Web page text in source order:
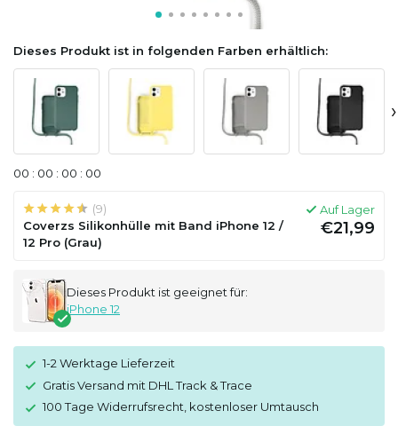
Dieses Produkt ist in folgenden Farben erhältlich:
›
00 : 00 : 00 : 00
(9)
Coverzs Silikonhülle mit Band iPhone 12 /
12 Pro (Grau)
Auf Lager
€21,99
Dieses Produkt ist geeignet für:
iPhone 12
1-2 Werktage Lieferzeit
Gratis Versand mit DHL Track & Trace
100 Tage Widerrufsrecht, kostenloser Umtausch